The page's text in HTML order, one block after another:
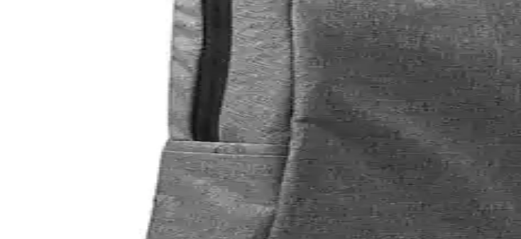
Samsonite 14 İnç Notebook Sırt Çantaları Karşılaştırması: CM5-01-005 ve Qibyte
Samsonite CM5-01-005 ve Qibyte 14 inçlik notebook çantaları detaylı karşılaştırmasıyla, özellikleri, kullanıcı
15.6 inç Notebook Çantaları Karşılaştırması: Addison ve Classone Modellerinin
İki popüler 15.6 inç notebook sırt çantasını karşılaştırıyoruz. Addison 300448 ve Classone PR-R164 modellerinin
Addison 300448 15.6 İnç Siyah Notebook Sırt Çantası İnceleme ve Kullanıcı Yorumları
Addison 300448 15.6 inç siyah notebook sırt çantası, şık tasarımı ve geniş iç hacmiyle günlük ve profesyonel
NPO Citylife Smart 16 İnç Notebook Sırt Çantası Şıklık ve Fonksiyonellik Bir Arada
Dayanıklı polyester malzemeden üretilen NPO Citylife Smart 16 inç notebook sırt çantası, geniş iç hacmi ve